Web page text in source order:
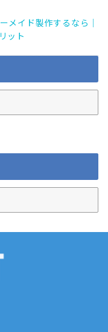
メイド製作するなら｜
ット